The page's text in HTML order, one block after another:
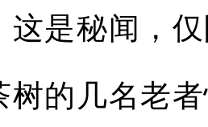
这是秘闻，
树的几名老